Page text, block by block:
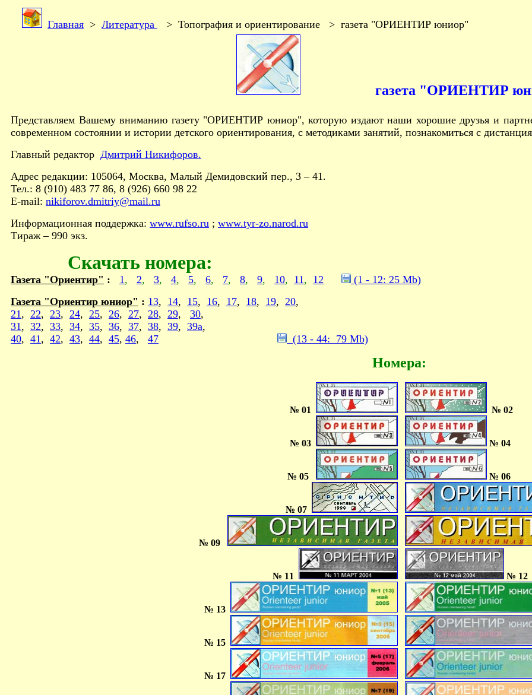
Главная > Литература > Топография и ориентирование > газета "ОРИЕНТИР юниор"
газета "ОРИЕНТИР
Представляем Вашему вниманию газету "ОРИЕНТИР юниор", которую издают наши хорошие друзья и
современном состоянии и истории детского ориентирования, с методиками занятий, познакомиться с
Главный редактор Дмитрий Никифоров.
Адрес редакции: 105064, Москва, Малый Демидовский пер., 3 – 41.
Тел.: 8 (910) 483 77 86, 8 (926) 660 98 22
E-mail: nikiforov.dmitriy@mail.ru
Информационная поддержка: www.rufso.ru ; www.tyr-zo.narod.ru
Тираж – 990 экз.
Скачать номера:
Газета "Ориентир" : 1, 2, 3, 4, 5, 6, 7, 8, 9, 10, 11, 12
(1 - 12: 25 Mb)
Газета "Ориентир юниор" : 13, 14, 15, 16, 17, 18, 19, 20,
21, 22, 23, 24, 25, 26, 27, 28, 29, 30,
31, 32, 33, 34, 35, 36, 37, 38, 39, 39а,
40, 41, 42, 43, 44, 45, 46, 47 (13 - 44: 79 Mb)
Номера:
№ 01
№ 03
№ 05
№ 07
№ 09
№ 11
№ 13
№ 15
№ 17
№ 02
№ 04
№ 06
№ 12